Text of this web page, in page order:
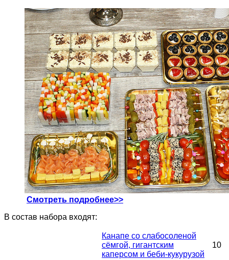
Смотреть подробнее>>
В состав набора входят:
Канапе со слабосоленой
сёмгой, гигантским
каперсом и беби-кукурузой
10